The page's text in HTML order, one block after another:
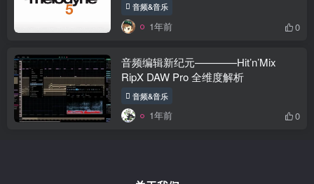
音频&音乐
1年前 0
音频编辑新纪元————Hit’n’Mix
RipX DAW Pro 全维度解析
音频&音乐
1年前 0